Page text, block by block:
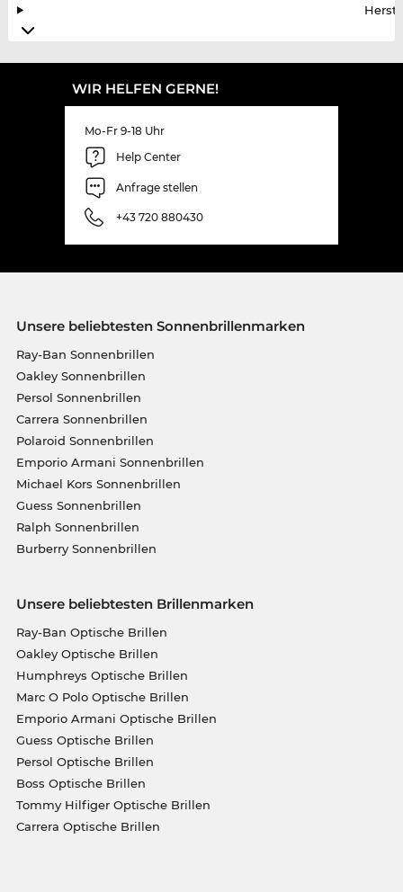
WIR HELFEN GERNE!
Mo-Fr 9-18 Uhr
Help Center
Anfrage stellen
+43 720 880430
Unsere beliebtesten Sonnenbrillenmarken
Ray-Ban Sonnenbrillen
Oakley Sonnenbrillen
Persol Sonnenbrillen
Carrera Sonnenbrillen
Polaroid Sonnenbrillen
Emporio Armani Sonnenbrillen
Michael Kors Sonnenbrillen
Guess Sonnenbrillen
Ralph Sonnenbrillen
Burberry Sonnenbrillen
Unsere beliebtesten Brillenmarken
Ray-Ban Optische Brillen
Oakley Optische Brillen
Humphreys Optische Brillen
Marc O Polo Optische Brillen
Emporio Armani Optische Brillen
Guess Optische Brillen
Persol Optische Brillen
Boss Optische Brillen
Tommy Hilfiger Optische Brillen
Carrera Optische Brillen